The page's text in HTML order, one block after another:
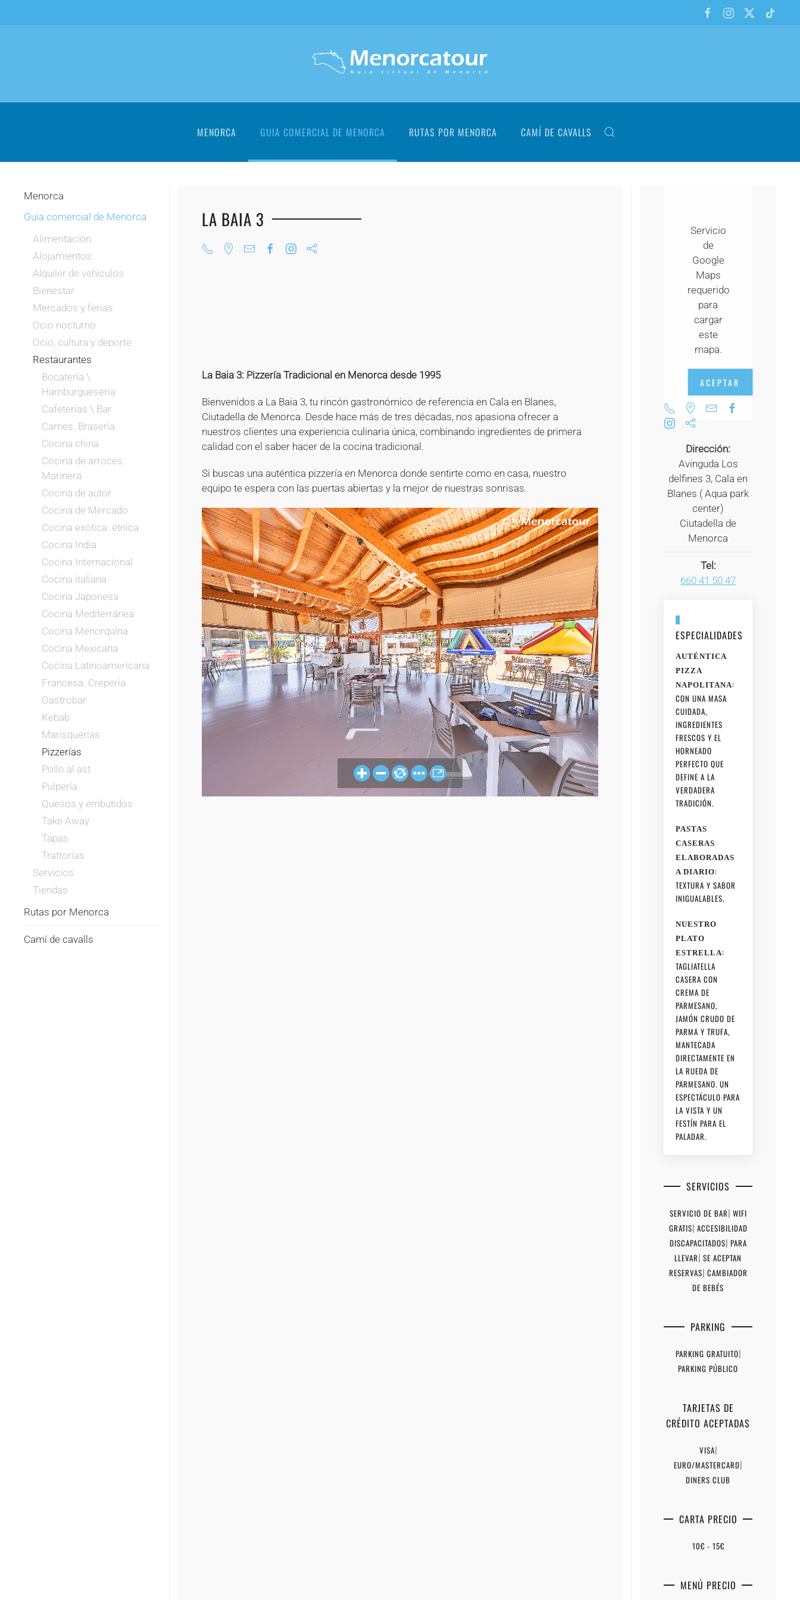
MENORCA GUIA COMERCIAL DE MENORCA RUTAS POR MENORCA CAMÍ DE CAVALLS
Menorca
Guia comercial de Menorca
Alimentación
Alojamientos
Alquiler de vehículos
Bienestar
Mercados y ferias
Ocio nocturno
Ocio, cultura y deporte
Restaurantes
Bocatería \
Hamburguesería
Cafeterías \ Bar
Carnes. Brasería
Cocina china
Cocina de arroces.
Marinera
Cocina de autor
Cocina de Mercado
Cocina exótica. étnica
Cocina India
Cocina Internacional
Cocina italiana
Cocina Japonesa
Cocina Mediterránea
Cocina Menorquína
Cocina Mexicana
Cocina Latinoamericana
Francesa. Crepería
Gastrobar
Kebab
Marisquerías
Pizzerías
Pollo al ast
Pulpería
Quesos y embutidos
Take Away
Tapas
Trattorías
Servicios
Tiendas
Rutas por Menorca
Camí de cavalls
LA BAIA 3
La Baia 3: Pizzería Tradicional en Menorca desde 1995
Bienvenidos a La Baia 3, tu rincón gastronómico de referencia en Cala en Blanes,
Ciutadella de Menorca. Desde hace más de tres décadas, nos apasiona ofrecer a
nuestros clientes una experiencia culinaria única, combinando ingredientes de primera
calidad con el saber hacer de la cocina tradicional.
Si buscas una auténtica pizzería en Menorca donde sentirte como en casa, nuestro
equipo te espera con las puertas abiertas y la mejor de nuestras sonrisas.
Servicio
de
Google
Maps
requerido
para
cargar
este
mapa.
ACEPTAR
Dirección:
Avinguda Los
delfines 3, Cala en
Blanes ( Aqua park
center)
Ciutadella de
Menorca
Tel:
660 41 50 47
ESPECIALIDADES
AUTÉNTICA
PIZZA
NAPOLITANA:
CON UNA MASA
CUIDADA,
INGREDIENTES
FRESCOS Y EL
HORNEADO
PERFECTO QUE
DEFINE A LA
VERDADERA
TRADICIÓN.
PASTAS
CASERAS
ELABORADAS
A DIARIO:
TEXTURA Y SABOR
INIGUALABLES.
NUESTRO
PLATO
ESTRELLA:
TAGLIATELLA
CASERA CON
CREMA DE
PARMESANO,
JAMÓN CRUDO DE
PARMA Y TRUFA,
MANTECADA
DIRECTAMENTE EN
LA RUEDA DE
PARMESANO. UN
ESPECTÁCULO PARA
LA VISTA Y UN
FESTÍN PARA EL
PALADAR.
SERVICIOS
SERVICIO DE BAR| WIFI
GRATIS| ACCESIBILIDAD
DISCAPACITADOS| PARA
LLEVAR|SE ACEPTAN
RESERVAS| CAMBIADOR
DE BEBÉS
PARKING
PARKING GRATUITO|
PARKING PÚBLICO
TARJETAS DE
CRÉDITO ACEPTADAS
VISA|
EURO/MASTERCARD|
DINERS CLUB
CARTA PRECIO
10€ - 15€
MENÚ PRECIO